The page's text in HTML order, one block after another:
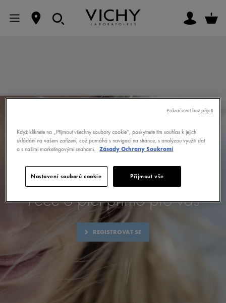
MOJE VICHY
Péče o pleť přímo pro vás
REGISTROVAT SE
Když kliknete na „Přijmout všechny soubory cookie“, poskytnete tím souhlas k jejich
ukládání na vašem zařízení, což pomáhá s navigací na stránce, s analýzou využití dat
a s našimi marketingovými snahami.
Zásady Ochrany Soukromí
Nastavení souborů cookie Přijmout vše
Pokračovat bez přijetí